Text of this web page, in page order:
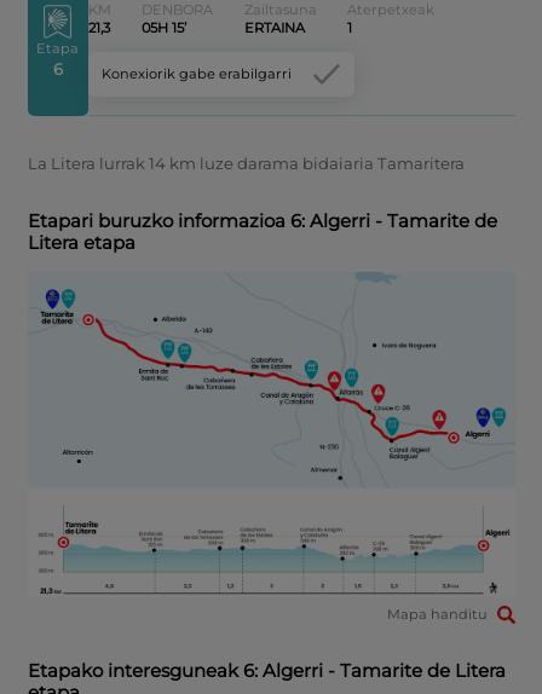
Etapa
6
KM
21,3
DENBORA
05H 15’
Zailtasuna
ERTAINA
Aterpetxeak
1
Konexiorik gabe erabilgarri
La Litera lurrak 14 km luze darama bidaiaria Tamaritera
Etapari buruzko informazioa 6: Algerri - Tamarite de
Litera etapa
Mapa handitu
Etapako interesguneak 6: Algerri - Tamarite de Litera